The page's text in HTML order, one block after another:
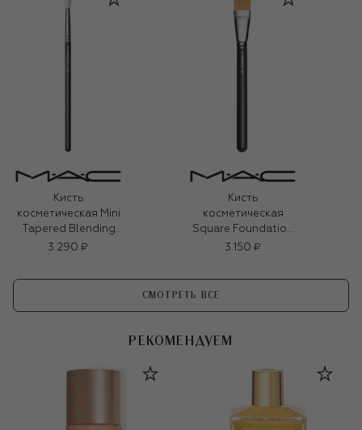
Кисть
косметическая Mini
Tapered Blending
№221S
3 290 ₽
Кисть
косметическая
Square Foundation
Brush №191
3 150 ₽
СМОТРЕТЬ ВСЕ
РЕКОМЕНДУЕМ